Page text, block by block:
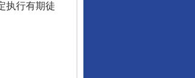
执行有期徒